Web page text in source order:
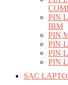
PIN
IBM
PIN
PIN
PIN
PIN
SẠC